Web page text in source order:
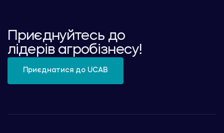
Приєднуйтесь до
лідерів агробізнесу!
Приєднатися до UCAB